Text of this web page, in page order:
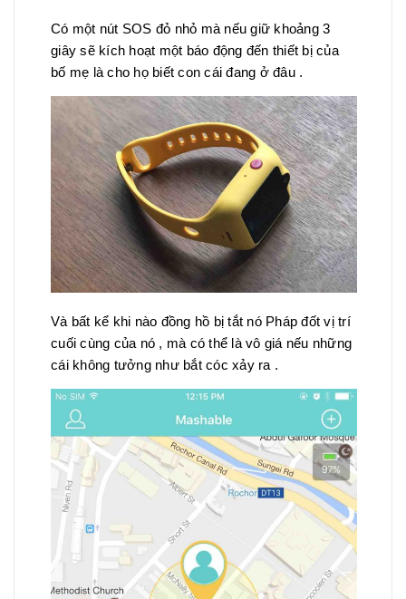
Có một nút SOS đỏ nhỏ mà nếu giữ khoảng 3
giây sẽ kích hoạt một báo động đến thiết bị của
bố mẹ là cho họ biết con cái đang ở đâu .
Và bất kể khi nào đồng hồ bị tắt nó Pháp đốt vị trí
cuối cùng của nó , mà có thể là vô giá nếu những
cái không tưởng như bắt cóc xảy ra .